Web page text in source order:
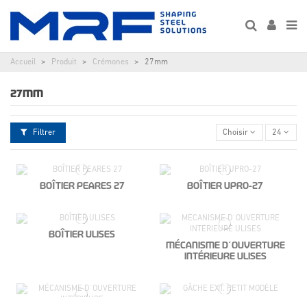
Accueil Produit Crémones 27mm
27MM
Filtrer Choisir 24
BOÎTIER PEARES 27 BOÎTIER UPRO-27
BOÎTIER ULISES
MÉCANISME D´OUVERTURE
INTÉRIEURE ULISES